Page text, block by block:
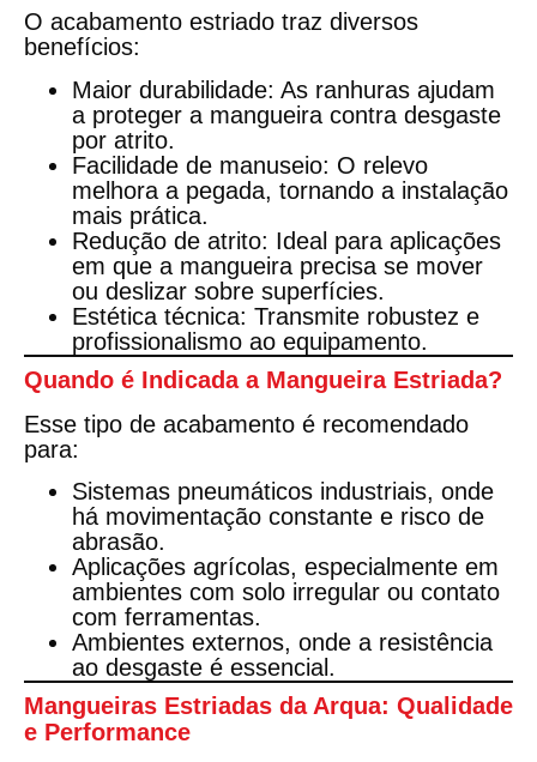
O acabamento estriado traz diversos
benefícios:
Maior durabilidade: As ranhuras ajudam
a proteger a mangueira contra desgaste
por atrito.
Facilidade de manuseio: O relevo
melhora a pegada, tornando a instalação
mais prática.
Redução de atrito: Ideal para aplicações
em que a mangueira precisa se mover
ou deslizar sobre superfícies.
Estética técnica: Transmite robustez e
profissionalismo ao equipamento.
Quando é Indicada a Mangueira Estriada?
Esse tipo de acabamento é recomendado
para:
Sistemas pneumáticos industriais, onde
há movimentação constante e risco de
abrasão.
Aplicações agrícolas, especialmente em
ambientes com solo irregular ou contato
com ferramentas.
Ambientes externos, onde a resistência
ao desgaste é essencial.
Mangueiras Estriadas da Arqua: Qualidade
e Performance